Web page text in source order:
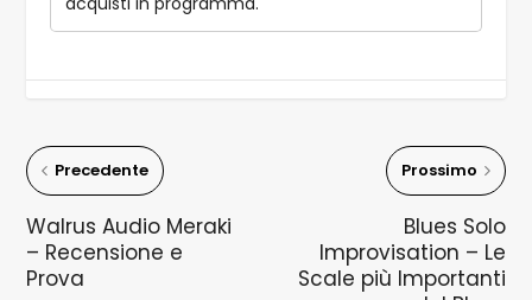
Precedente
Walrus Audio Meraki
– Recensione e
Prova
Prossimo
Blues Solo
Improvisation – Le
Scale più Importanti